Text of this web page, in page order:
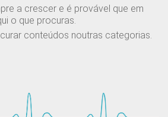
a crescer e é provável que em
o que procuras.
conteúdos noutras categorias.